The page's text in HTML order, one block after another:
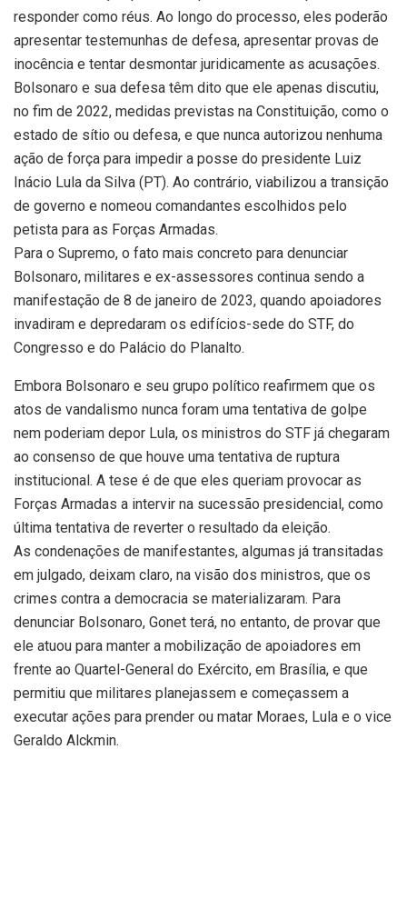
responder como réus. Ao longo do processo, eles poderão
apresentar testemunhas de defesa, apresentar provas de
inocência e tentar desmontar juridicamente as acusações.
Bolsonaro e sua defesa têm dito que ele apenas discutiu,
no fim de 2022, medidas previstas na Constituição, como o
estado de sítio ou defesa, e que nunca autorizou nenhuma
ação de força para impedir a posse do presidente Luiz
Inácio Lula da Silva (PT). Ao contrário, viabilizou a transição
de governo e nomeou comandantes escolhidos pelo
petista para as Forças Armadas.
Para o Supremo, o fato mais concreto para denunciar
Bolsonaro, militares e ex-assessores continua sendo a
manifestação de 8 de janeiro de 2023, quando apoiadores
invadiram e depredaram os edifícios-sede do STF, do
Congresso e do Palácio do Planalto.
Embora Bolsonaro e seu grupo político reafirmem que os
atos de vandalismo nunca foram uma tentativa de golpe
nem poderiam depor Lula, os ministros do STF já chegaram
ao consenso de que houve uma tentativa de ruptura
institucional. A tese é de que eles queriam provocar as
Forças Armadas a intervir na sucessão presidencial, como
última tentativa de reverter o resultado da eleição.
As condenações de manifestantes, algumas já transitadas
em julgado, deixam claro, na visão dos ministros, que os
crimes contra a democracia se materializaram. Para
denunciar Bolsonaro, Gonet terá, no entanto, de provar que
ele atuou para manter a mobilização de apoiadores em
frente ao Quartel-General do Exército, em Brasília, e que
permitiu que militares planejassem e começassem a
executar ações para prender ou matar Moraes, Lula e o vice
Geraldo Alckmin.